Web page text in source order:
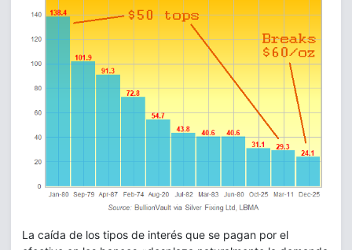
La caída de los tipos de interés que se pagan por el